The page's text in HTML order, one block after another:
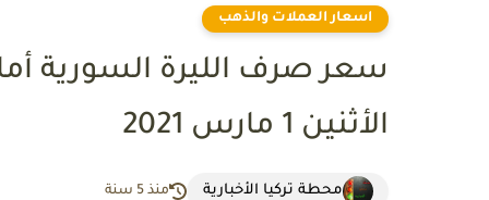
اسعار العملات والذهب
سعر صرف الليرة السورية
الأثنين 1 مارس 2021
محطة تركيا الأخبارية منذ 5 سنة